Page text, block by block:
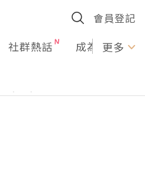
會員登記
社群熱話 成為U更多